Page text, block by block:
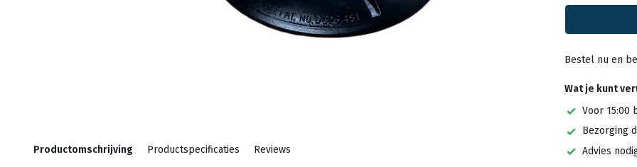
Productomschrijving Productspecificaties Reviews
Bestel nu en
Wat je kunt
Voor 15:00
Bezorging
Advies